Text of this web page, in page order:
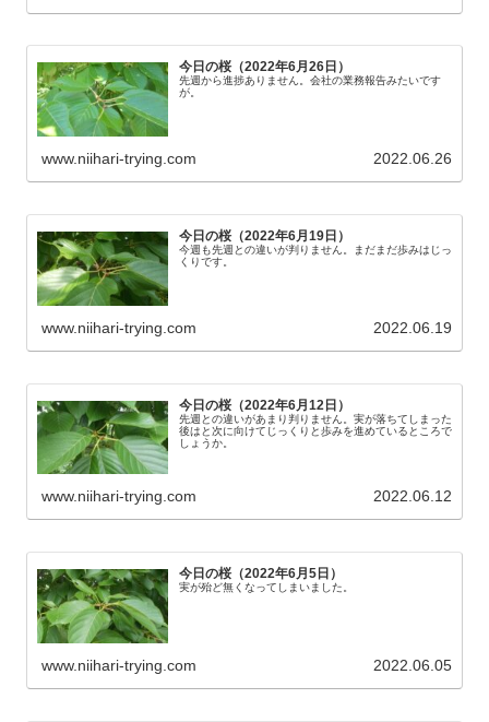
今日の桜（2022年6月26日）
先週から進捗ありません。会社の業務報告みたいです
が。
www.niihari-trying.com 2022.06.26
今日の桜（2022年6月19日）
今週も先週との違いが判りません。まだまだ歩みはじっ
くりです。
www.niihari-trying.com 2022.06.19
今日の桜（2022年6月12日）
先週との違いがあまり判りません。実が落ちてしまった
後はと次に向けてじっくりと歩みを進めているところで
しょうか。
www.niihari-trying.com 2022.06.12
今日の桜（2022年6月5日）
実が殆ど無くなってしまいました。
www.niihari-trying.com 2022.06.05